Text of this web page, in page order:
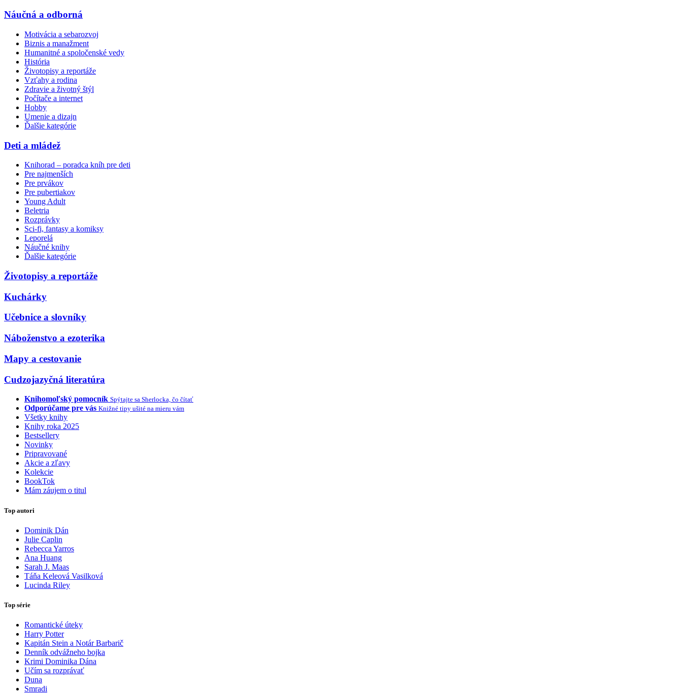
Náučná a odborná
Motivácia a sebarozvoj
Biznis a manažment
Humanitné a spoločenské vedy
História
Životopisy a reportáže
Vzťahy a rodina
Zdravie a životný štýl
Počítače a internet
Hobby
Umenie a dizajn
Ďalšie kategórie
Deti a mládež
Knihorad – poradca kníh pre deti
Pre najmenších
Pre prvákov
Pre pubertiakov
Young Adult
Beletria
Rozprávky
Sci-fi, fantasy a komiksy
Leporelá
Náučné knihy
Ďalšie kategórie
Životopisy a reportáže
Kuchárky
Učebnice a slovníky
Náboženstvo a ezoterika
Mapy a cestovanie
Cudzojazyčná literatúra
Knihomoľský pomocník Spýtajte sa Sherlocka, čo čítať
Odporúčame pre vás Knižné tipy ušité na mieru vám
Všetky knihy
Knihy roka 2025
Bestsellery
Novinky
Pripravované
Akcie a zľavy
Kolekcie
BookTok
Mám záujem o titul
Top autori
Dominik Dán
Julie Caplin
Rebecca Yarros
Ana Huang
Sarah J. Maas
Táňa Keleová Vasilková
Lucinda Riley
Top série
Romantické úteky
Harry Potter
Kapitán Stein a Notár Barbarič
Denník odvážneho bojka
Krimi Dominika Dána
Učím sa rozprávať
Duna
Smradi